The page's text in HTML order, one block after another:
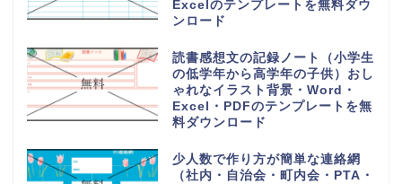
Excelのテンプレートを無料ダウ
ンロード
読書感想文の記録ノート（小学生
の低学年から高学年の子供）おし
ゃれなイラスト背景・Word・
Excel・PDFのテンプレートを無
料ダウンロード
少人数で作り方が簡単な連絡網
（社内・自治会・町内会・PTA・